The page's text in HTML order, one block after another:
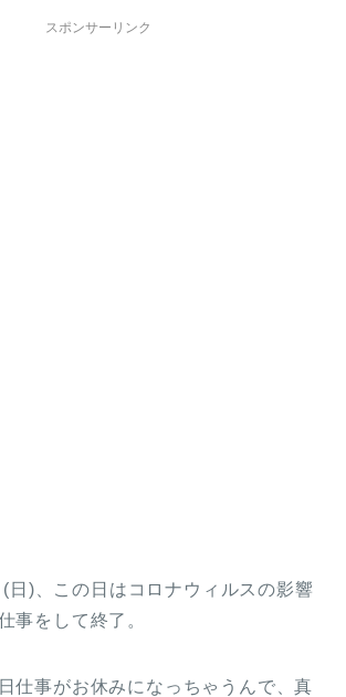
スポンサーリンク
日)、この日はコロナウィルスの影響
事をして終了。
仕事がお休みになっちゃうんで、真